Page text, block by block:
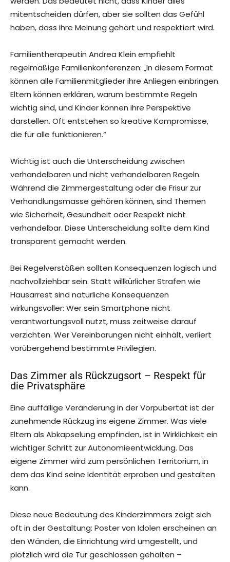
mitentscheiden dürfen, aber sie sollten das Gefühl
haben, dass ihre Meinung gehört und respektiert wird.
Familientherapeutin Andrea Klein empfiehlt
regelmäßige Familienkonferenzen: „In diesem Format
können alle Familienmitglieder ihre Anliegen einbringen.
Eltern können erklären, warum bestimmte Regeln
wichtig sind, und Kinder können ihre Perspektive
darstellen. Oft entstehen so kreative Kompromisse,
die für alle funktionieren.“
Wichtig ist auch die Unterscheidung zwischen
verhandelbaren und nicht verhandelbaren Regeln.
Während die Zimmergestaltung oder die Frisur zur
Verhandlungsmasse gehören können, sind Themen
wie Sicherheit, Gesundheit oder Respekt nicht
verhandelbar. Diese Unterscheidung sollte dem Kind
transparent gemacht werden.
Bei Regelverstößen sollten Konsequenzen logisch und
nachvollziehbar sein. Statt willkürlicher Strafen wie
Hausarrest sind natürliche Konsequenzen
wirkungsvoller: Wer sein Smartphone nicht
verantwortungsvoll nutzt, muss zeitweise darauf
verzichten. Wer Vereinbarungen nicht einhält, verliert
vorübergehend bestimmte Privilegien.
Das Zimmer als Rückzugsort – Respekt für
die Privatsphäre
Eine auffällige Veränderung in der Vorpubertät ist der
zunehmende Rückzug ins eigene Zimmer. Was viele
Eltern als Abkapselung empfinden, ist in Wirklichkeit ein
wichtiger Schritt zur Autonomieentwicklung. Das
eigene Zimmer wird zum persönlichen Territorium, in
dem das Kind seine Identität erproben und gestalten
kann.
Diese neue Bedeutung des Kinderzimmers zeigt sich
oft in der Gestaltung: Poster von Idolen erscheinen an
den Wänden, die Einrichtung wird umgestellt, und
plötzlich wird die Tür geschlossen gehalten –